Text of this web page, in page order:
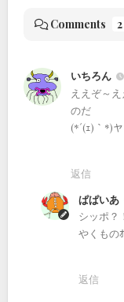
Comments 2
いちろん
ええぞ～
のだ
(*´(ｪ)｀*)
返信
ぱぱいあ
シッポ？
やくもの
返信